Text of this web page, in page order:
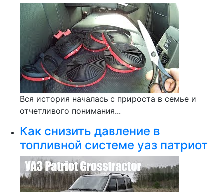
Вся история началась с прироста в семье и
отчетливого понимания...
Как снизить давление в
топливной системе уаз патриот